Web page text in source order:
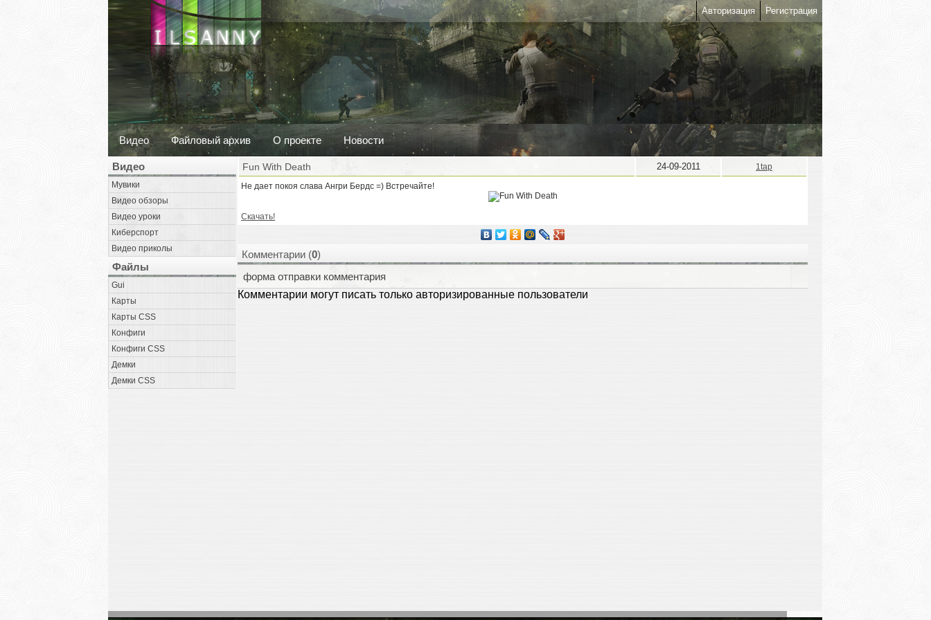
Авторизация Регистрация
Видео Файловый архив О проекте Новости
Видео
Мувики
Видео обзоры
Видео уроки
Киберспорт
Видео приколы
Файлы
Gui
Карты
Карты CSS
Конфиги
Конфиги CSS
Демки
Демки CSS
Fun With Death 24-09-2011
1tap
Не дает покоя слава Ангри Бердс =) Встречайте!
Скачать!
Комментарии (0)
форма отправки комментария
Комментарии могут писать только авторизированные пользователи